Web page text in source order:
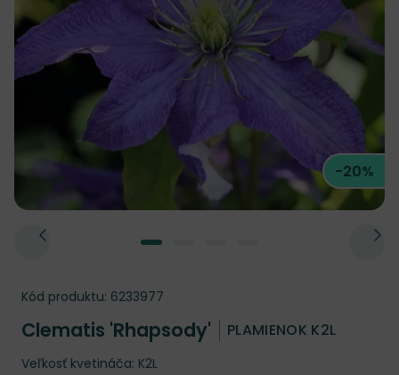
-20%
Kód produktu: 6233977
Clematis 'Rhapsody' PLAMIENOK K2L
Veľkosť kvetináča: K2L